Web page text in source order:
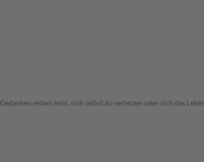
entwickeln, sich selbst zu verletzen oder sich das